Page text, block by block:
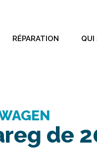
RÉPARATION QUI
de